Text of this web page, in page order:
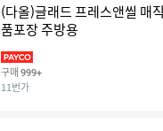
(다올)글래드 프레스앤씰 매
품포장 주방용
구매 999+
11번가